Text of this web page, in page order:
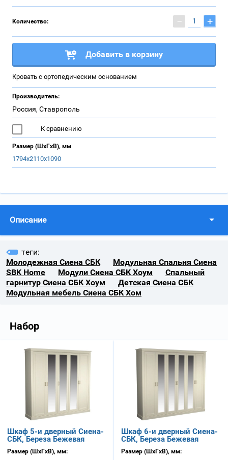
Количество: − +
Добавить в корзину
Кровать с ортопедическим основанием
Производитель:
Россия, Ставрополь
К сравнению
Размер (ШхГхВ), мм
1794х2110х1090
Описание
теги:
Молодежная Сиена СБК
Модульная Спальня Сиена
SBK Home
Модули Сиена СБК Хоум
Спальный
гарнитур Сиена СБК Хоум
Детская Сиена СБК
Модульная мебель Сиена СБК Хом
Набор
Шкаф 5-и дверный Сиена-
СБК, Береза Бежевая
Размер (ШхГхВ), мм:
Шкаф 6-и дверный Сиена-
СБК, Береза Бежевая
Размер (ШхГхВ), мм: